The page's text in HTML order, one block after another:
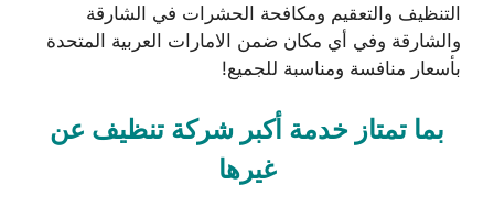
التنظيف والتعقيم ومكافحة الحشرات في الشارقة
والشارقة وفي أي مكان ضمن الامارات العربية المتحدة
بأسعار منافسة ومناسبة للجميع!
بما تمتاز خدمة أكبر شركة تنظيف عن
غيرها